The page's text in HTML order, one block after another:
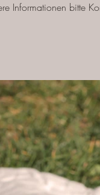
Informationen bitte